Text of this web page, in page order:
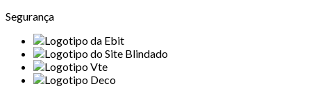
Segurança